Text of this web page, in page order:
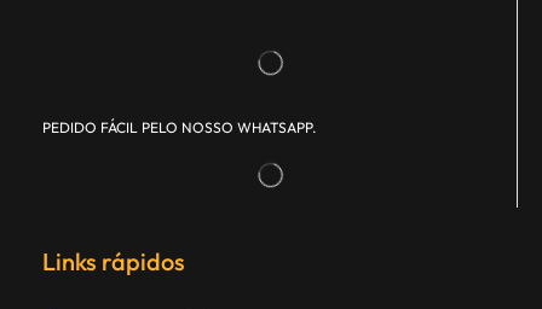
PEDIDO FÁCIL PELO NOSSO WHATSAPP.
Links rápidos